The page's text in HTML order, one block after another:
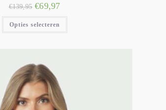
€139,95 €69,97
Opties selecteren